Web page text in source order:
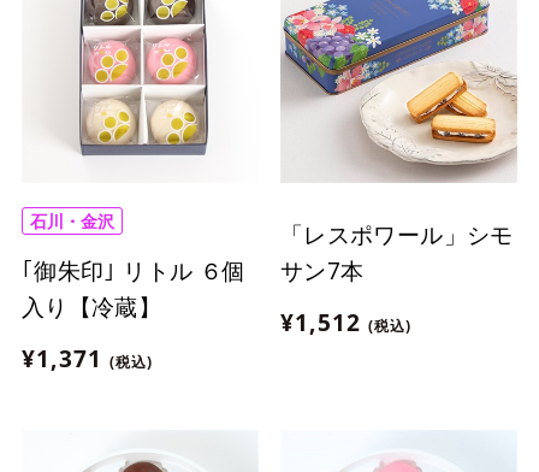
石川・金沢
｢御朱印｣ リトル ６個
入り【冷蔵】
¥1,371
(税込)
「レスポワール」シモ
サン7本
¥1,512 (税込)